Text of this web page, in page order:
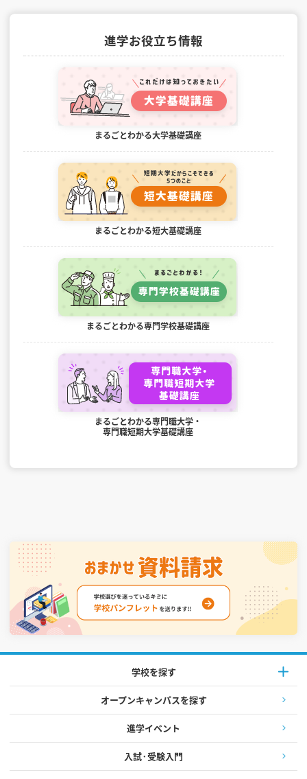
進学お役立ち情報
まるごとわかる大学基礎講座
まるごとわかる短大基礎講座
まるごとわかる専門学校基礎講座
まるごとわかる専門職大学・
専門職短期大学基礎講座
学校を探す
オープンキャンパスを探す
進学イベント
入試·受験入門